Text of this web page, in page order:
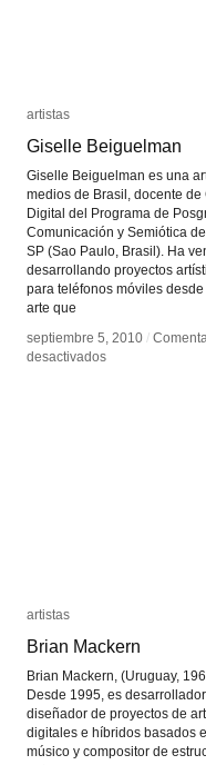
artistas
Giselle Beiguelman
Giselle Beiguelman es una
medios de Brasil, docente de
Digital del Programa de
Comunicación y Semiótica
SP (Sao Paulo, Brasil). Ha
desarrollando proyectos
para teléfonos móviles
arte que
septiembre 5, 2010 /
desactivadosen
artistas
Giselle Beiguelman
septiembre 5, 2010 /
desactivadosen
artistas
Brian Mackern
Brian Mackern, (Uruguay,
Desde 1995, es
diseñador de proyectos de
digitales e híbridos basados
músico y compositor de
artistas
Brian Mackern